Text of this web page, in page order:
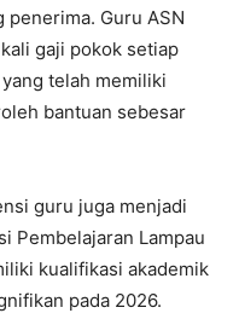
Guru ASN
gaji pokok setiap
telah memiliki
bantuan sebesar
guru juga menjadi
Pembelajaran Lampau
kualifikasi akademik
pada 2026.